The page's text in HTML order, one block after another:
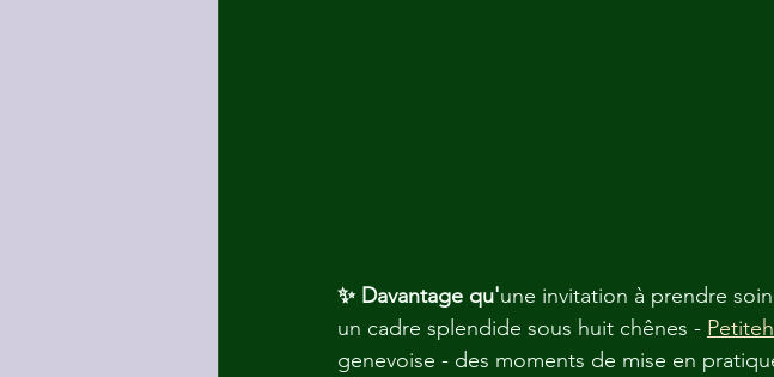
✨ Davantage qu'une invitation à prendre
un cadre splendide sous huit chênes -
genevoise - des moments de mise en